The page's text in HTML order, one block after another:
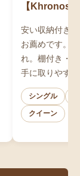
【Khronos
安い収納付き
お薦めです。
れ。棚付き・
手に取りやす
シングル
クイーン